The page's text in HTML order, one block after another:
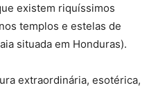
existem riquíssimos
templos e estelas de
situada em Honduras).
extraordinária, esotérica,